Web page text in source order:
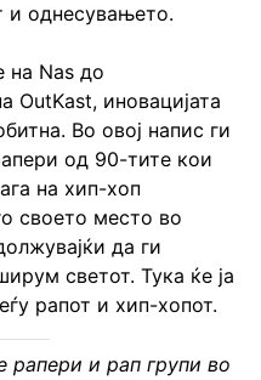
и однесувањето.
на Nas до
OutKast, иновацијата
Во овој напис ги
од 90-тите кои
на хип-хоп
своето место во
да ги
светот. Тука ќе ја
рапот и хип-хопот.
рапери и рап групи во